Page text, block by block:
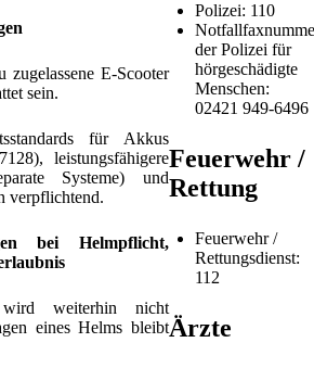
zugelassene E-Scooter
sein.
für Akkus
leistungsfähigere
Systeme) und
verpflichtend.
bei Helmpflicht,
weiterhin nicht
eines Helms bleibt
Polizei: 110
der Polizei für
hörgeschädigte
Menschen:
02421 949-6496
Feuerwehr /
Rettung
Feuerwehr /
Rettungsdienst:
112
Ärzte